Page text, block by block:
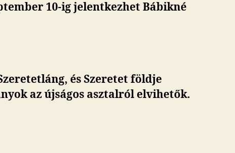
10-ig jelentkezhet Bábikné
és Szeretet földje
az újságos asztalról elvihetők.